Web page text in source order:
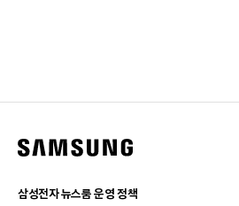
삼성전자 뉴스룸 운영 정책